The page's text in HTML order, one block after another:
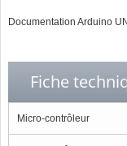
Documentation Arduino
Fiche
Micro-contrôleur